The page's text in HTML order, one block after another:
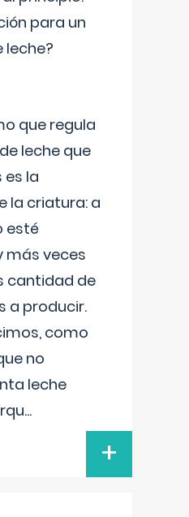
para un
leche?
que regula
leche que
la
la criatura: a
esté
más veces
cantidad de
a producir.
como
no
leche
...
+